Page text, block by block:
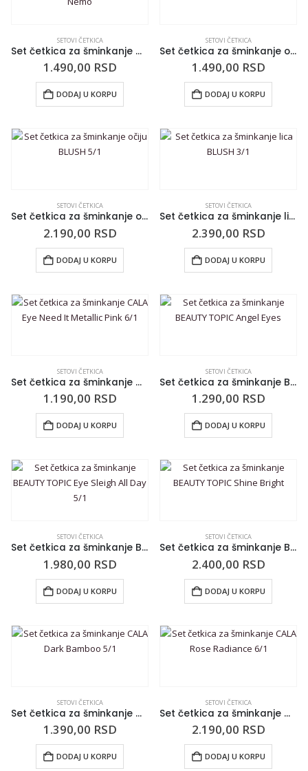
SETOVI ČETKICA
Set četkica za šminkanje MAKEUP REVOLUTION Finding Nemo
1.490,00 RSD
DODAJ U KORPU
SETOVI ČETKICA
Set četkica za šminkanje očiju BLUSH 3/1
1.490,00 RSD
DODAJ U KORPU
SETOVI ČETKICA
Set četkica za šminkanje očiju BLUSH 5/1
2.190,00 RSD
DODAJ U KORPU
SETOVI ČETKICA
Set četkica za šminkanje lica BLUSH 3/1
2.390,00 RSD
DODAJ U KORPU
SETOVI ČETKICA
Set četkica za šminkanje CALA Eye Need It Metallic Pink 6/1
1.190,00 RSD
DODAJ U KORPU
SETOVI ČETKICA
Set četkica za šminkanje BEAUTY TOPIC Angel Eyes
1.290,00 RSD
DODAJ U KORPU
SETOVI ČETKICA
Set četkica za šminkanje BEAUTY TOPIC Eye Sleigh All Day 5/1
1.980,00 RSD
DODAJ U KORPU
SETOVI ČETKICA
Set četkica za šminkanje BEAUTY TOPIC Shine Bright
2.400,00 RSD
DODAJ U KORPU
SETOVI ČETKICA
Set četkica za šminkanje CALA Dark Bamboo 5/1
1.390,00 RSD
DODAJ U KORPU
SETOVI ČETKICA
Set četkica za šminkanje CALA Rose Radiance 6/1
2.190,00 RSD
DODAJ U KORPU